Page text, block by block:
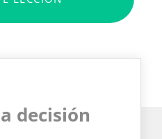
decisión